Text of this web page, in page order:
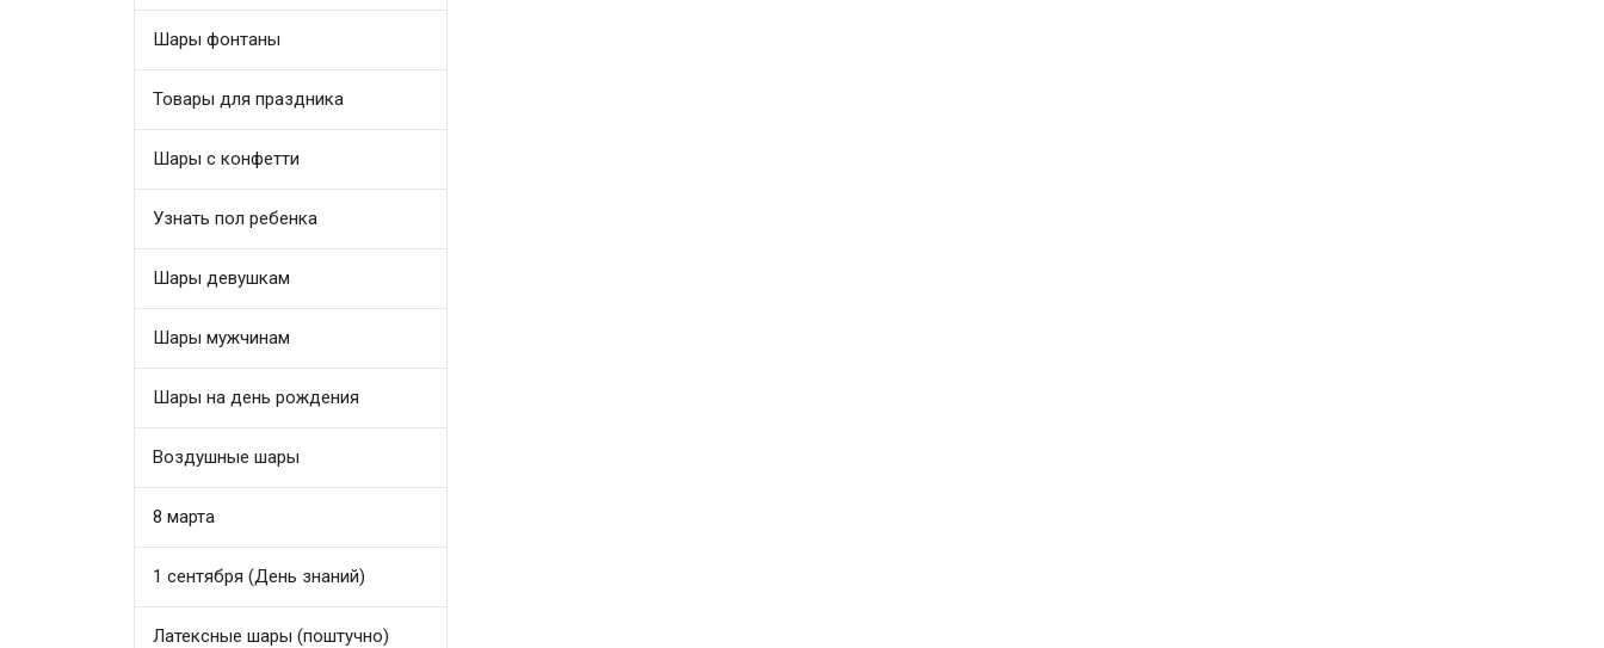
Шары фонтаны
Товары для праздника
Шары с конфетти
Узнать пол ребенка
Шары девушкам
Шары мужчинам
Шары на день рождения
Воздушные шары
8 марта
1 сентября (День знаний)
Латексные шары (поштучно)